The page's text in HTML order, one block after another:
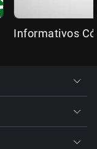
Informativos